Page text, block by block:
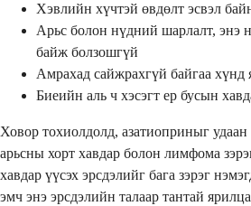
Хэвлийн хүчтэй өвдөлт эсвэл
Арьс болон нүдний шарлалт, энэ
байж болзошгүй
Амрахад сайжрахгүй байгаа хүнд
Биеийн аль ч хэсэгт ер бусын
Ховор тохиолдолд, азатиоприныг удаан
арьсны хорт хавдар болон лимфома
хавдар үүсэх эрсдэлийг бага зэрэг
эмч энэ эрсдэлийн талаар тантай